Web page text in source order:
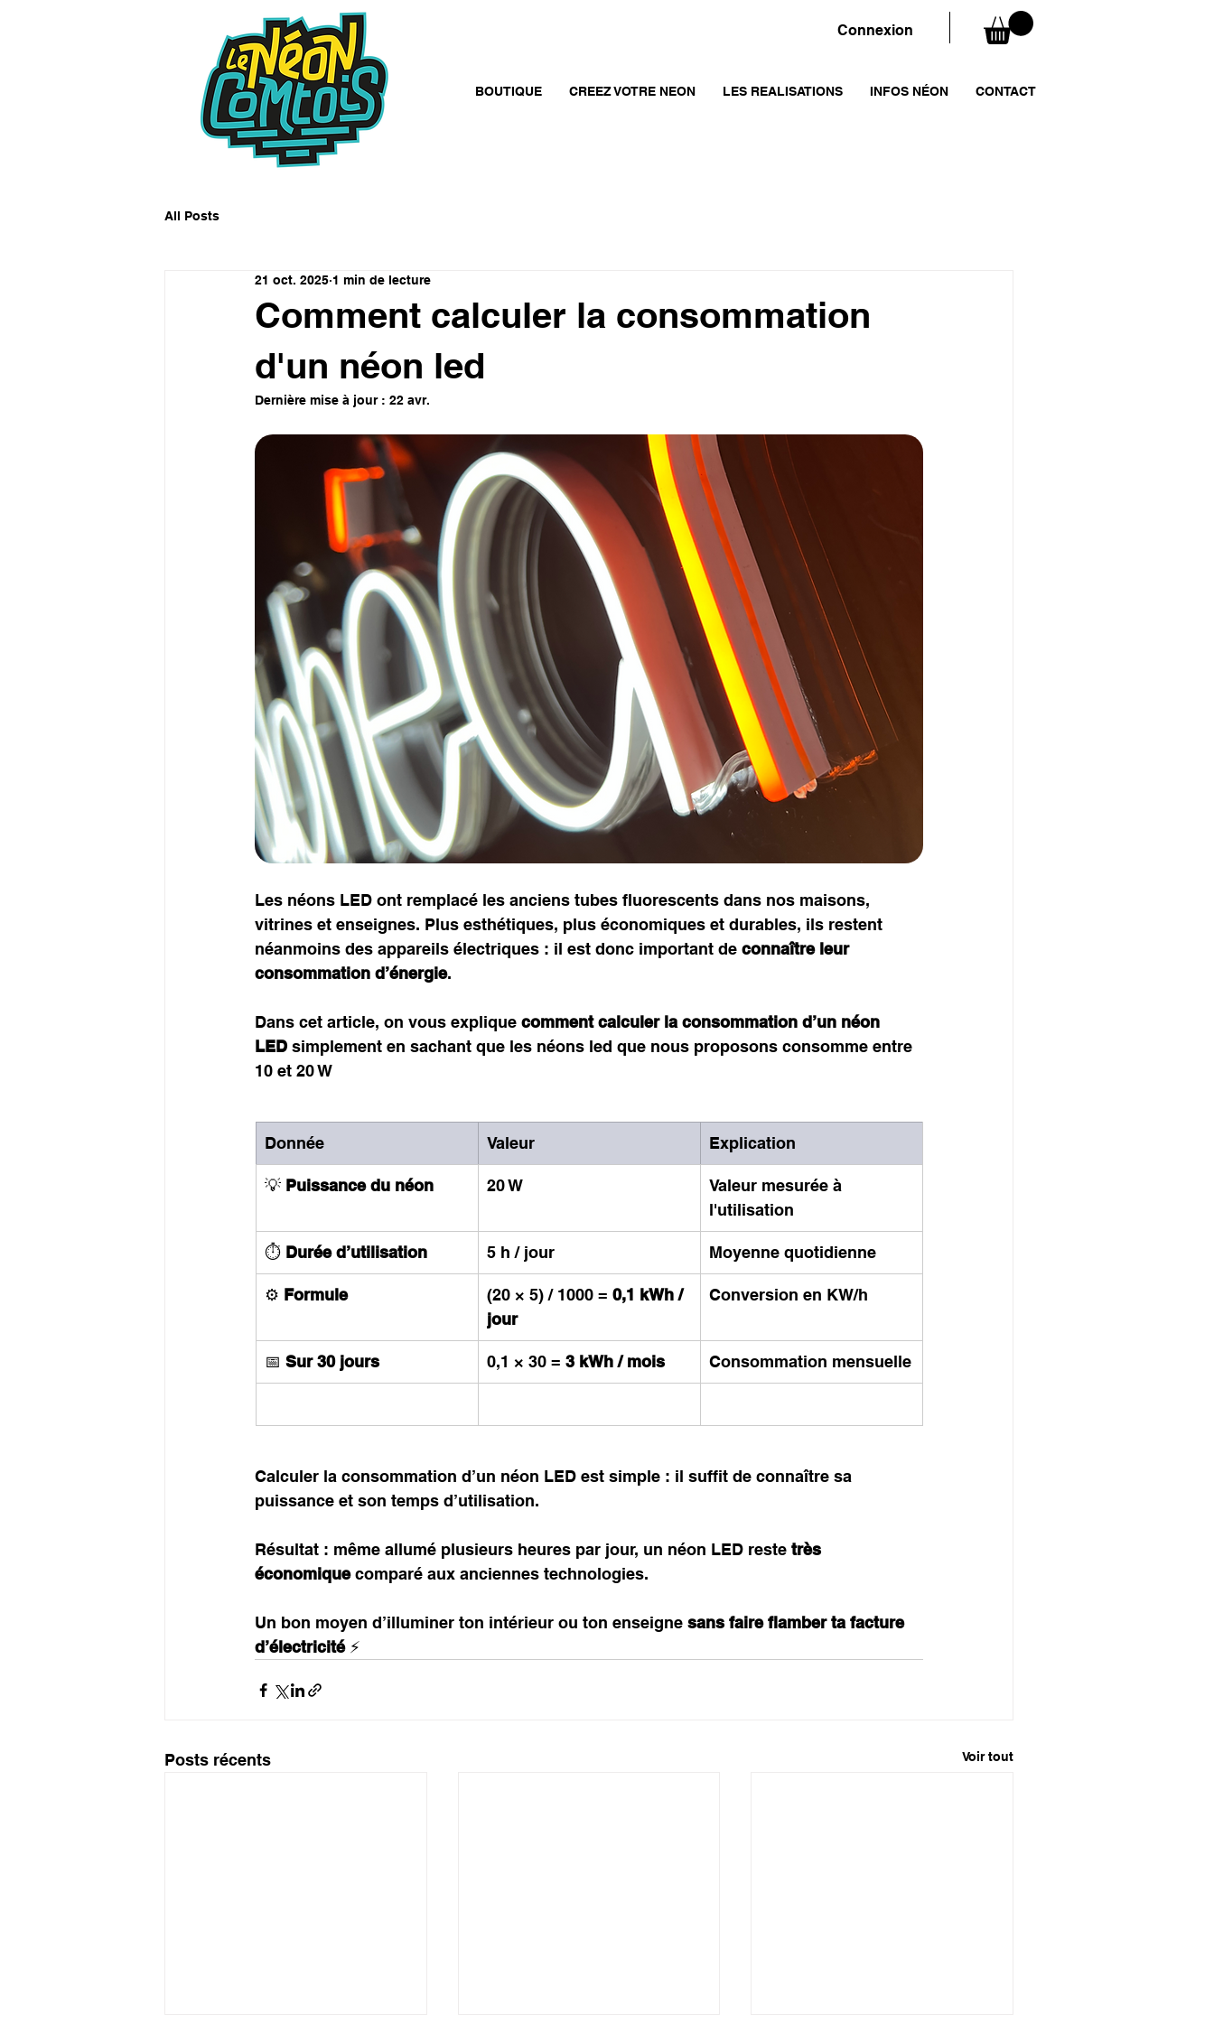
Connexion
BOUTIQUE CREEZ VOTRE NEON LES REALISATIONS INFOS NÉON CONTACT
All Posts
Comment calculer la consommation
d'un néon led
21 oct. 2025 1 min de lecture
Dernière mise à jour : 22 avr.
Les néons LED ont remplacé les anciens tubes fluorescents dans nos maisons,
vitrines et enseignes. Plus esthétiques, plus économiques et durables, ils restent
néanmoins des appareils électriques : il est donc important de connaître leur
consommation d’énergie.
Dans cet article, on vous explique comment calculer la consommation d’un néon
LED simplement en sachant que les néons led que nous proposons consomme entre
10 et 20 W
Donnée Valeur Explication
💡 Puissance du néon 20 W
Valeur mesurée à
l'utilisation
⏱️ Durée d’utilisation 5 h / jour Moyenne quotidienne
⚙️ Formule (20 × 5) / 1000 = 0,1 kWh /
jour
Conversion en KW/h
📅 Sur 30 jours 0,1 × 30 = 3 kWh / mois Consommation mensuelle
Calculer la consommation d’un néon LED est simple : il suffit de connaître sa
puissance et son temps d’utilisation.
Résultat : même allumé plusieurs heures par jour, un néon LED reste très
économique comparé aux anciennes technologies.
Un bon moyen d’illuminer ton intérieur ou ton enseigne sans faire flamber ta facture
d’électricité ⚡
Posts récents Voir tout